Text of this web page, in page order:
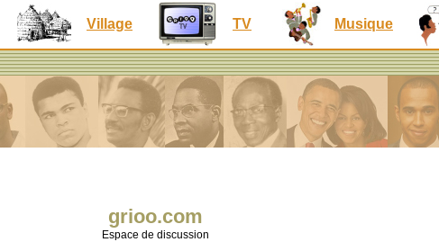
Village TV Musique
grioo.com
Espace de discussion